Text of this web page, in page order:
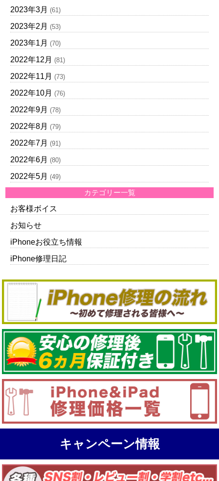
2023年3月 (61)
2023年2月 (53)
2023年1月 (70)
2022年12月 (81)
2022年11月 (73)
2022年10月 (76)
2022年9月 (78)
2022年8月 (79)
2022年7月 (91)
2022年6月 (80)
2022年5月 (49)
カテゴリー一覧
お客様ボイス
お知らせ
iPhoneお役立ち情報
iPhone修理日記
キャンペーン情報